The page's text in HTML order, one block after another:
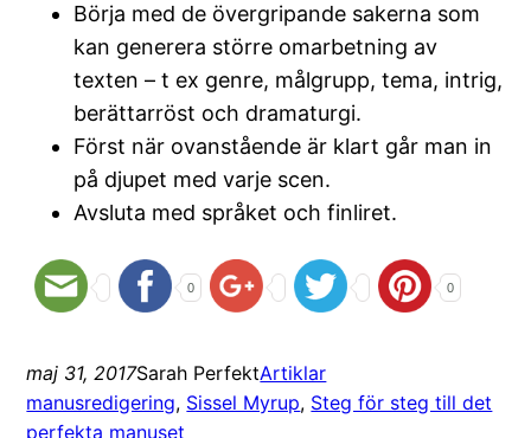
Börja med de övergripande sakerna som
kan generera större omarbetning av
texten – t ex genre, målgrupp, tema, intrig,
berättarröst och dramaturgi.
Först när ovanstående är klart går man in
på djupet med varje scen.
Avsluta med språket och finliret.
0 0
maj 31, 2017Sarah PerfektArtiklar
manusredigering, Sissel Myrup, Steg för steg till det
perfekta manuset